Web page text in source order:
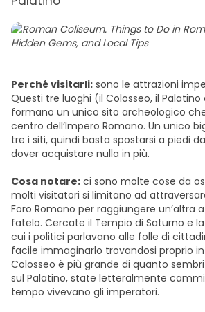
Perché visitarli: sono le attrazioni
Questi tre luoghi (il Colosseo, il Palatino
formano un unico sito archeologico
centro dell’Impero Romano. Un unico
tre i siti, quindi basta spostarsi a piedi
dover acquistare nulla in più.
Cosa notare: ci sono molte cose da
molti visitatori si limitano ad
Foro Romano per raggiungere un’altra
fatelo. Cercate il Tempio di Saturno e
cui i politici parlavano alle folle di
facile immaginarlo trovandosi proprio in
Colosseo è più grande di quanto
sul Palatino, state letteralmente
tempo vivevano gli imperatori.